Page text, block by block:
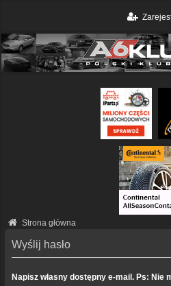
Strona główna
Wyślij hasło
Napisz własny dostępny e-mail. Ps: Nie